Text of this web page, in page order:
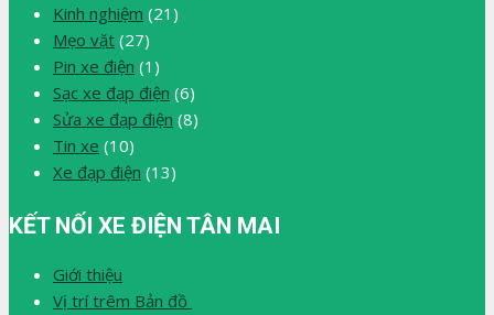
Kinh nghiệm (21)
Mẹo vặt (27)
Pin xe điện (1)
Sạc xe đạp điện (6)
Sửa xe đạp điện (8)
Tin xe (10)
Xe đạp điện (13)
KẾT NỐI XE ĐIỆN TÂN MAI
Giới thiệu
Vị trí trêm Bản đồ